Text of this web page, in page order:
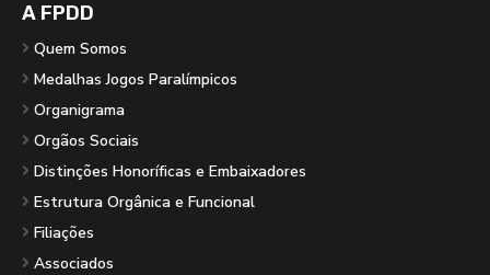
A FPDD
Quem Somos
Medalhas Jogos Paralímpicos
Organigrama
Orgãos Sociais
Distinções Honoríficas e Embaixadores
Estrutura Orgânica e Funcional
Filiações
Associados